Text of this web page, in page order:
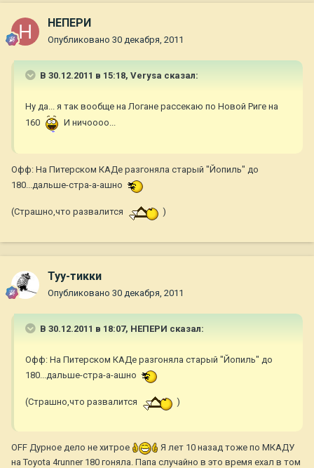
НЕПЕРИ
Опубликовано 30 декабря, 2011
В 30.12.2011 в 15:18, Verysa сказал:
Ну да... я так вообще на Логане рассекаю по Новой Риге на
160
И ничоооо...
Офф: На Питерском КАДе разгоняла старый "Йопиль" до
180...дальше-стра-а-ашно
(Страшно,что развалится )
Туу-тикки
Опубликовано 30 декабря, 2011
В 30.12.2011 в 18:07, НЕПЕРИ сказал:
Офф: На Питерском КАДе разгоняла старый "Йопиль" до
180...дальше-стра-а-ашно
(Страшно,что развалится )
OFF Дурное дело не хитрое
Я лет 10 назад тоже по МКАДУ
на Toyota 4runner 180 гоняла. Папа случайно в это время ехал в том